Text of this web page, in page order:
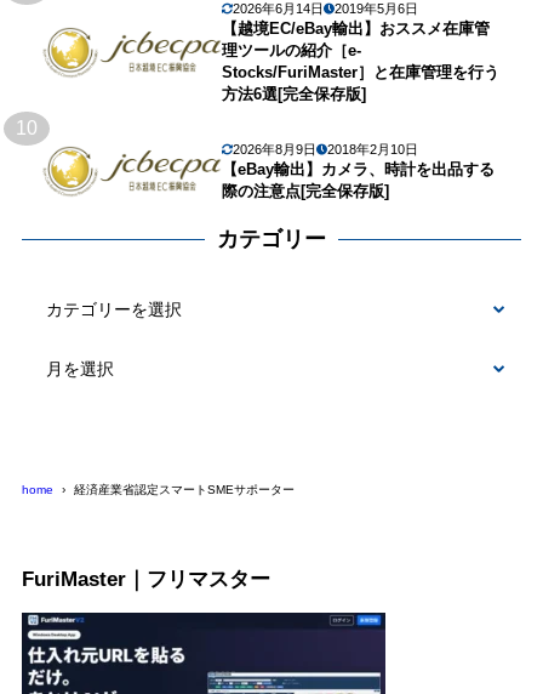
2026年6月14日 2019年5月6日
【越境EC/eBay輸出】おススメ在庫管
理ツールの紹介［e-
Stocks/FuriMaster］と在庫管理を行う
方法6選[完全保存版]
10
2026年8月9日 2018年2月10日
【eBay輸出】カメラ、時計を出品する
際の注意点[完全保存版]
カテゴリー
home 経済産業省認定スマートSMEサポーター
FuriMaster｜フリマスター